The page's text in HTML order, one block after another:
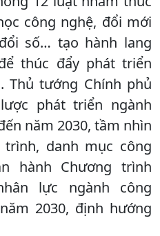
công nghệ, đổi mới
số… tạo hành lang
thúc đẩy phát triển
Thủ tướng Chính phủ
phát triển ngành
năm 2030, tầm nhìn
danh mục công
hành Chương trình
lực ngành công
2030, định hướng